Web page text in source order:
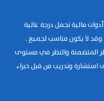
مالية تحمل درجة عالية
وقد لا يكون مناسب لجميع .
المتضمنة والنظر في مستوى
استشارة وتدريب من قبل خبراء